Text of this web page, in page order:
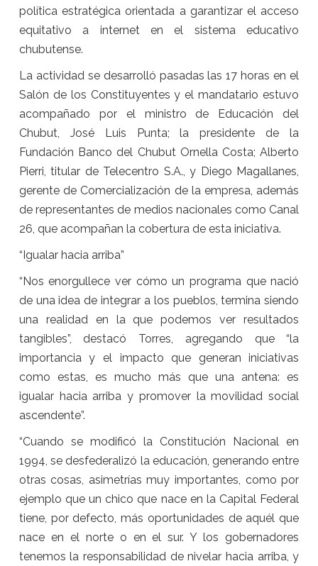
política estratégica orientada a garantizar el acceso
equitativo a internet en el sistema educativo
chubutense.
La actividad se desarrolló pasadas las 17 horas en el
Salón de los Constituyentes y el mandatario estuvo
acompañado por el ministro de Educación del
Chubut, José Luis Punta; la presidente de la
Fundación Banco del Chubut Ornella Costa; Alberto
Pierri, titular de Telecentro S.A., y Diego Magallanes,
gerente de Comercialización de la empresa, además
de representantes de medios nacionales como Canal
26, que acompañan la cobertura de esta iniciativa.
“Igualar hacia arriba”
“Nos enorgullece ver cómo un programa que nació
de una idea de integrar a los pueblos, termina siendo
una realidad en la que podemos ver resultados
tangibles”, destacó Torres, agregando que “la
importancia y el impacto que generan iniciativas
como estas, es mucho más que una antena: es
igualar hacia arriba y promover la movilidad social
ascendente”.
“Cuando se modificó la Constitución Nacional en
1994, se desfederalizó la educación, generando entre
otras cosas, asimetrías muy importantes, como por
ejemplo que un chico que nace en la Capital Federal
tiene, por defecto, más oportunidades de aquél que
nace en el norte o en el sur. Y los gobernadores
tenemos la responsabilidad de nivelar hacia arriba, y